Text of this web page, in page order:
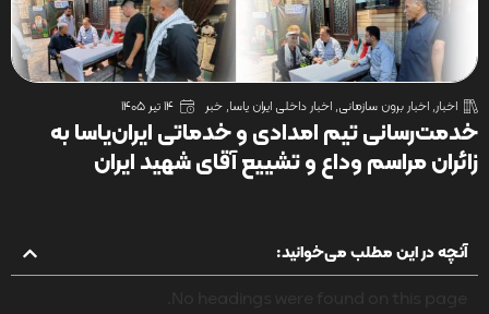
اخبار,اخبار برون سازمانی,اخبار داخلی ایران یاسا,خبر 14 تیر 1405
خدمت‌رسانی تیم امدادی و خدماتی ایران‌یاسا به
زائران مراسم وداع و تشییع آقای شهید ایران
آنچه در این مطلب می‌خوانید: